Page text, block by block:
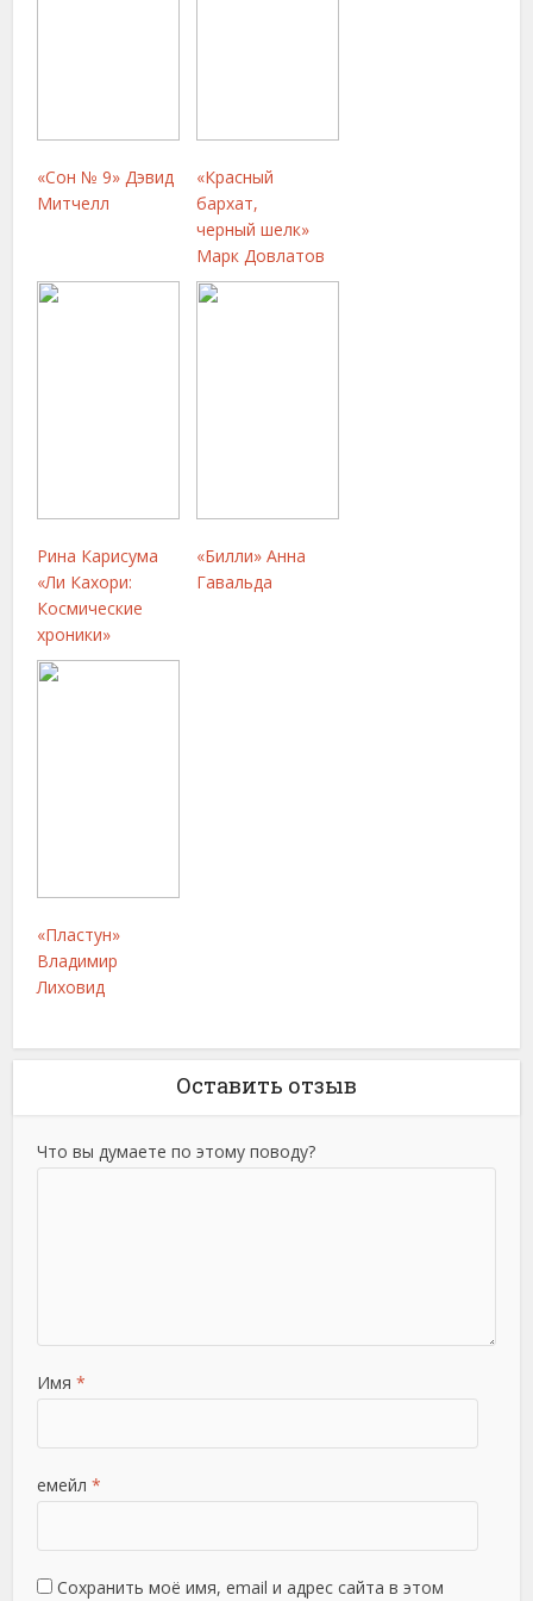
«Сон № 9» Дэвид
Митчелл
«Красный
бархат,
черный шелк»
Марк Довлатов
Рина Карисума
«Ли Кахори:
Космические
хроники»
«Билли» Анна
Гавальда
«Пластун»
Владимир
Лиховид
Оставить отзыв
Что вы думаете по этому поводу?
Имя *
емейл *
Сохранить моё имя, email и адрес сайта в этом